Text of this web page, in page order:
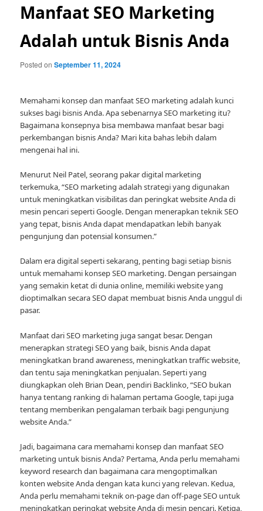
Manfaat SEO Marketing
Adalah untuk Bisnis Anda
Posted onSeptember 11, 2024
Memahami konsep dan manfaat SEO marketing adalah kunci
sukses bagi bisnis Anda. Apa sebenarnya SEO marketing itu?
Bagaimana konsepnya bisa membawa manfaat besar bagi
perkembangan bisnis Anda? Mari kita bahas lebih dalam
mengenai hal ini.
Menurut Neil Patel, seorang pakar digital marketing
terkemuka, “SEO marketing adalah strategi yang digunakan
untuk meningkatkan visibilitas dan peringkat website Anda di
mesin pencari seperti Google. Dengan menerapkan teknik SEO
yang tepat, bisnis Anda dapat mendapatkan lebih banyak
pengunjung dan potensial konsumen.”
Dalam era digital seperti sekarang, penting bagi setiap bisnis
untuk memahami konsep SEO marketing. Dengan persaingan
yang semakin ketat di dunia online, memiliki website yang
dioptimalkan secara SEO dapat membuat bisnis Anda unggul di
pasar.
Manfaat dari SEO marketing juga sangat besar. Dengan
menerapkan strategi SEO yang baik, bisnis Anda dapat
meningkatkan brand awareness, meningkatkan traffic website,
dan tentu saja meningkatkan penjualan. Seperti yang
diungkapkan oleh Brian Dean, pendiri Backlinko, “SEO bukan
hanya tentang ranking di halaman pertama Google, tapi juga
tentang memberikan pengalaman terbaik bagi pengunjung
website Anda.”
Jadi, bagaimana cara memahami konsep dan manfaat SEO
marketing untuk bisnis Anda? Pertama, Anda perlu memahami
keyword research dan bagaimana cara mengoptimalkan
konten website Anda dengan kata kunci yang relevan. Kedua,
Anda perlu memahami teknik on-page dan off-page SEO untuk
meningkatkan peringkat website Anda di mesin pencari. Ketiga,